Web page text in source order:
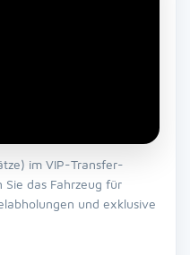
im VIP-Transfer-
Sie das Fahrzeug für
und exklusive